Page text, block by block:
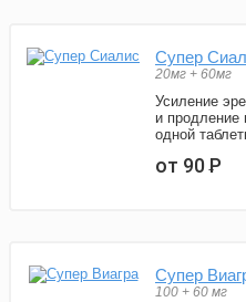
Супер
20мг + 60мг
Усиление
и продление
одной
от 90Р
Супер
100 + 60 мг